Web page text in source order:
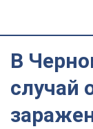
В
случай